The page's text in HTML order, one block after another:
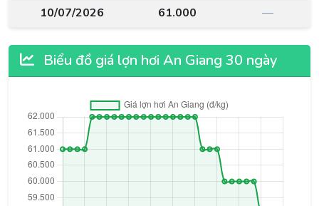
10/07/2026 61.000 —
Biểu đồ giá lợn hơi An Giang 30 ngày